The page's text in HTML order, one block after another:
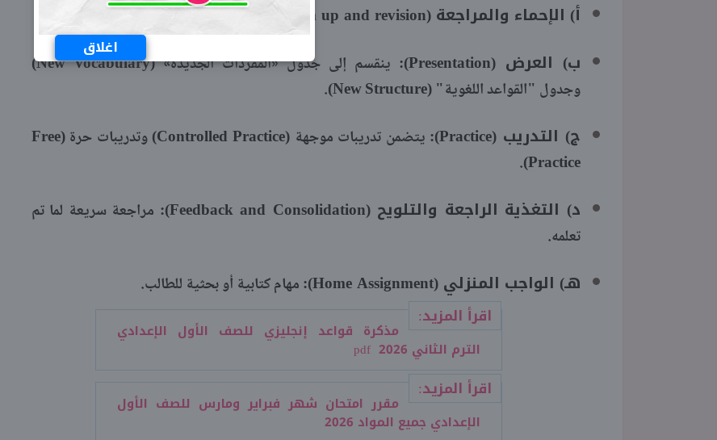
اغلاق
أ) الإحماء والمراجعة (Warm up and revision): أسئلة تنشيطية للطلاب.
ب) العرض (Presentation):
ينقسم إلى جدول «المفردات الجديدة» (New Vocabulary)
وجدول "القواعد اللغوية" (New Structure).
ج) التدريب (Practice):
يتضمن تدريبات موجهة (Controlled Practice) وتدريبات حرة (Free
Practice).
د) التغذية الراجعة والتلويح (Feedback and Consolidation):
مراجعة سريعة لما تم
تعلمه.
هـ) الواجب المنزلي (Home Assignment):
مهام كتابية أو بحثية للطالب.
اقرأ المزيد:
مذكرة قواعد إنجليزي للصف الأول الإعدادي
الترم الثاني 2026 pdf
اقرأ المزيد:
مقرر امتحان شهر فبراير ومارس للصف الأول
الإعدادي جميع المواد 2026